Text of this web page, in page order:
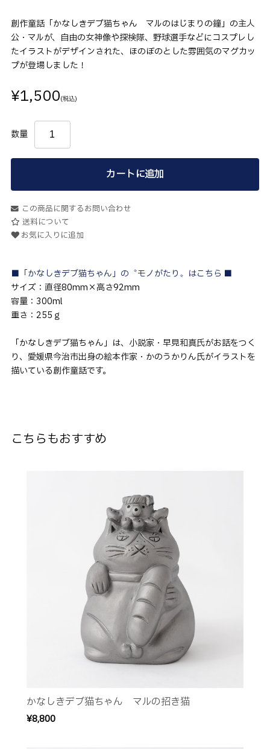
創作童話「かなしきデブ猫ちゃん マルのはじまりの鐘」の主人
公・マルが、自由の女神像や探検隊、野球選手などにコスプレし
たイラストがデザインされた、ほのぼのとした雰囲気のマグカッ
プが登場しました！
¥1,500(税込)
数量
カートに追加
この商品に関するお問い合わせ
送料について
お気に入りに追加
■「かなしきデブ猫ちゃん」の〝モノがたり〟はこちら ■
サイズ：直径80mm×高さ92mm
容量：300ml
重さ：255ｇ
「かなしきデブ猫ちゃん」は、小説家・早見和真氏がお話をつく
り、愛媛県今治市出身の絵本作家・かのうかりん氏がイラストを
描いている創作童話です。
こちらもおすすめ
かなしきデブ猫ちゃん マルの招き猫
¥8,800